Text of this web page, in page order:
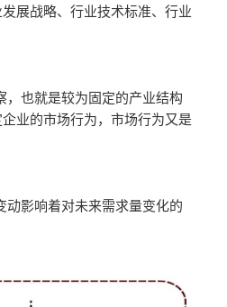
展战略、行业技术标准、行业
，也就是较为固定的产业结构
业的市场行为，市场行为又是
动影响着对未来需求量变化的